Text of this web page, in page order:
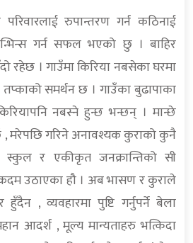
परिवारलाई रुपान्तरण गर्न कठिनाई
गर्न सफल भएको छु । बाहिर
रहेछ । गाउँमा किरिया नबसेका घरमा
समर्थन छ । गाउँका बुढापाका
नबस्ने हुन्छ भन्छन् । मान्छे
, मरेपछि गरिने अनावश्यक कुराको कुनै
र एकीकृत जनक्रान्तिको सी
उठाएका हौ । अब भासण र कुराले
हुँदैन , व्यवहारमा पुष्टि गर्नुपर्ने बेला
आदर्श , मूल्य मान्यताहरु भत्किदा